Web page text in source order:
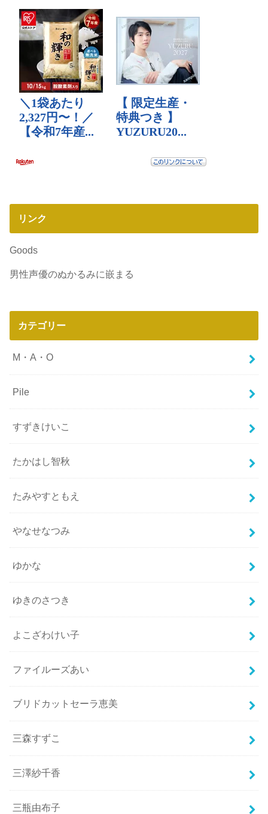
リンク
Goods
男性声優のぬかるみに嵌まる
カテゴリー
M・A・O
Pile
すずきけいこ
たかはし智秋
たみやすともえ
やなせなつみ
ゆかな
ゆきのさつき
よこざわけい子
ファイルーズあい
ブリドカットセーラ恵美
三森すずこ
三澤紗千香
三瓶由布子